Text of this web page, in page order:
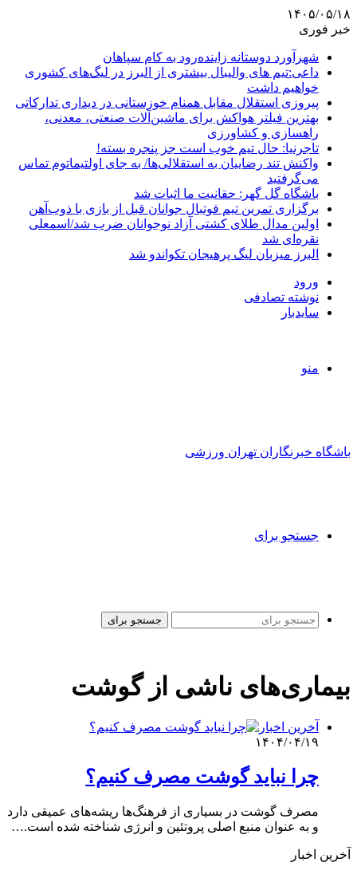
۱۴۰۵/۰۵/۱۸
خبر فوری
شهرآورد دوستانه زاینده‌رود به کام سپاهان
داعی:تیم های والیبال بیشتری از البرز در لیگ‌های کشوری
خواهیم داشت
پیروزی استقلال مقابل همنام خوزستانی در دیداری تدارکاتی
بهترین فیلتر هواکش برای ماشین‌آلات صنعتی، معدنی،
راهسازی و کشاورزی
تاجرنیا: حال تیم خوب است جز پنجره بسته!
واکنش تند رضاییان به استقلالی‌ها/ به جای اولتیماتوم تماس
می‌گرفتید
باشگاه گل گهر: حقانیت ما اثبات شد
برگزاری تمرین تیم فوتبال جوانان قبل از بازی با ذوب‌آهن
اولین مدال طلای کشتی آزاد نوجوانان ضرب شد/اسمعلی
نقره‌ای شد
البرز میزبان لیگ پرهیجان تکواندو شد
ورود
نوشته تصادفی
سایدبار
منو
باشگاه خبرنگاران تهران ورزشی
جستجو برای
جستجو برای
بیماری‌های ناشی از گوشت
آخرین اخبار
۱۴۰۴/۰۴/۱۹
چرا نباید گوشت مصرف کنیم؟
مصرف گوشت در بسیاری از فرهنگ‌ها ریشه‌های عمیقی دارد
و به عنوان منبع اصلی پروتئین و انرژی شناخته شده است.…
آخرین اخبار